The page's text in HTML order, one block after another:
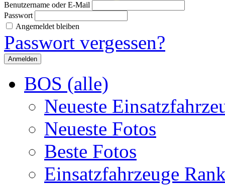
Benutzername oder E-Mail
Passwort
Angemeldet bleiben
Passwort vergessen?
BOS (alle)
Neueste
Neueste Fotos
Beste Fotos
Einsatzfahrzeuge